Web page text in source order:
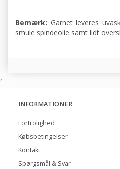
Bemærk: Garnet leveres
smule spindeolie samt lidt
,
INFORMATIONER
Fortrolighed
Købsbetingelser
Kontakt
Spørgsmål & Svar